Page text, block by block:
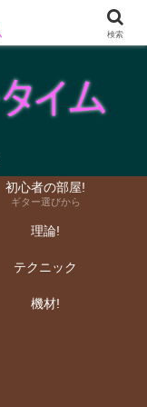
初心者の部屋!
ギター選びから
理論!
テクニック
機材!
検索